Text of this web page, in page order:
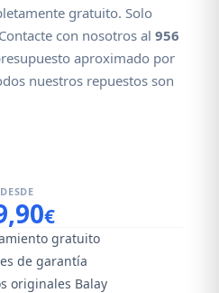
gratuito. Solo
con nosotros al 956
aproximado por
nuestros repuestos son
DESDE
€
gratuito
de garantía
originales Balay